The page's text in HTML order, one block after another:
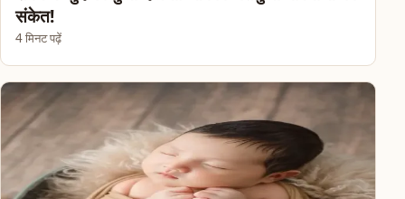
संकेत!
4 मिनट पढ़ें